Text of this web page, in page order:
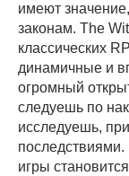
имеют
законам. The
классических
динамичные и
огромный
следуешь по
исследуешь,
последствиями.
игры